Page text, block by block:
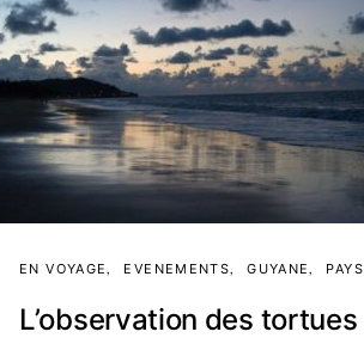
EN VOYAGE EVENEMENTS GUYANE PAYS
L’observation des tortues